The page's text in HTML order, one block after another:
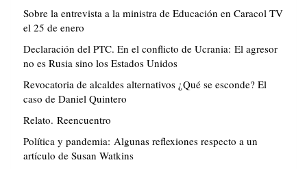
Sobre la entrevista a la ministra de Educación en Caracol TV
el 25 de enero
Declaración del PTC. En el conflicto de Ucrania: El agresor
no es Rusia sino los Estados Unidos
Revocatoria de alcaldes alternativos ¿Qué se esconde? El
caso de Daniel Quintero
Relato. Reencuentro
Política y pandemia: Algunas reflexiones respecto a un
artículo de Susan Watkins